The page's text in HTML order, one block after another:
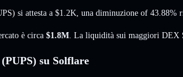
si attesta a $1.2K una diminuzione of 43.88%
è circa $1.8M . La liquidità sui maggiori DEX
su Solflare